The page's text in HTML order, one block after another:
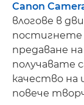
Canon
влогове в
постигнете
предаване
получавате
качество на
повече